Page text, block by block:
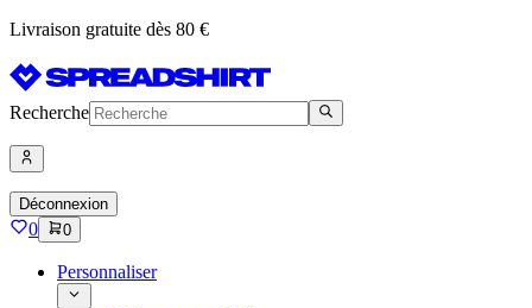
Livraison gratuite dès 80 €
Recherche
Déconnexion
0 0
Personnaliser